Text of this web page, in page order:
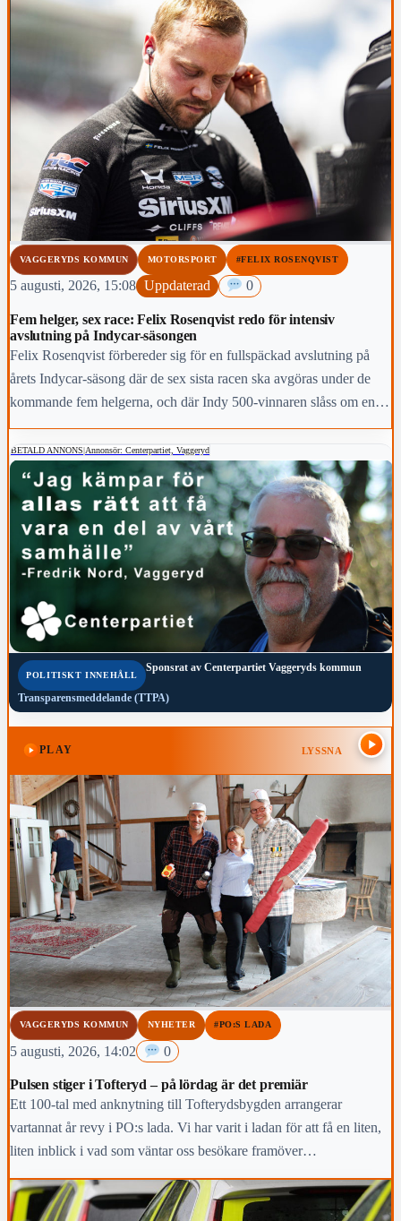
VAGGERYDS KOMMUN MOTORSPORT #FELIX ROSENQVIST
5 augusti, 2026, 15:08 Uppdaterad 0
Fem helger, sex race: Felix Rosenqvist redo för intensiv
avslutning på Indycar-säsongen
Felix Rosenqvist förbereder sig för en fullspäckad avslutning på
årets Indycar-säsong där de sex sista racen ska avgöras under de
kommande fem helgerna, och där Indy 500-vinnaren slåss om en
topp-fem-placering i den slutliga mästerskapstabellen.
BETALD ANNONS|Annonsör: Centerpartiet, Vaggeryd
POLITISKT INNEHÅLL
Sponsrat av Centerpartiet Vaggeryds kommun
Transparensmeddelande (TTPA)
PLAY LYSSNA
VAGGERYDS KOMMUN NYHETER #PO:S LADA
5 augusti, 2026, 14:02 0
Pulsen stiger i Tofteryd – på lördag är det premiär
Ett 100-tal med anknytning till Tofterydsbygden arrangerar
vartannat år revy i PO:s lada. Vi har varit i ladan för att få en liten,
liten inblick i vad som väntar oss besökare framöver…